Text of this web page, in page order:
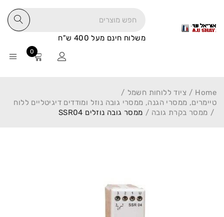
משלוח חינם מעל 400 ש"ח
0
Home
/ ציוד ללוחות חשמל /
טיימרים, ממסרי הגנה, ממסרי גובה נוזל ומודדים דיגיטליים ללוח
/ ממסר בקרת גובה / ממסר גובה נוזלים SSR04